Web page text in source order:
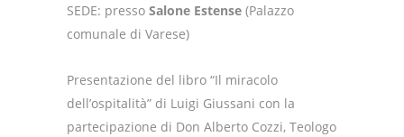
SEDE: presso Salone Estense (Palazzo
comunale di Varese)
Presentazione del libro “Il miracolo
dell’ospitalità” di Luigi Giussani con la
partecipazione di Don Alberto Cozzi, Teologo